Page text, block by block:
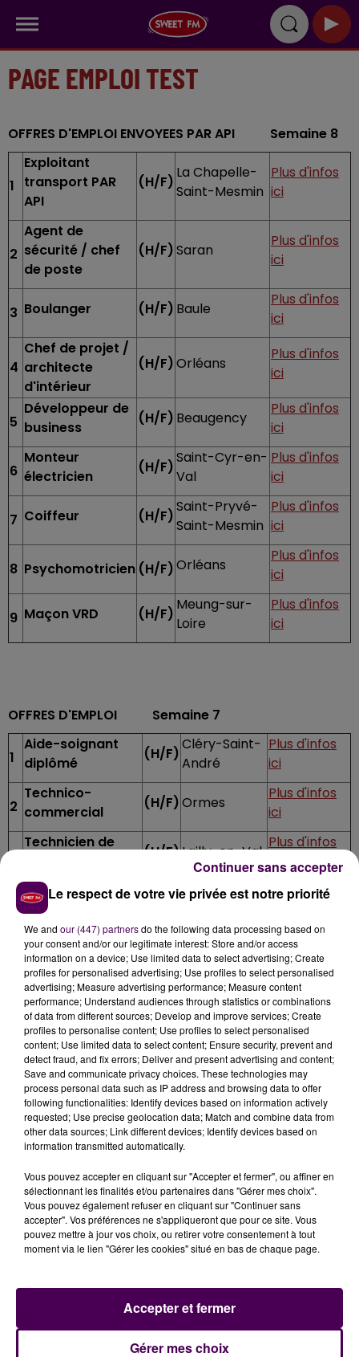
PAGE EMPLOI TEST
OFFRES D'EMPLOI ENVOYEES PAR API Semaine 8
1
Exploitant
transport PAR
API
(H/F)
La Chapelle-
Saint-Mesmin
Plus d'infos
ici
2
Agent de
sécurité / chef
de poste
(H/F)Saran
Plus d'infos
ici
3 Boulanger (H/F) Baule
Plus d'infos
ici
4
Chef de projet /
architecte
d'intérieur
(H/F)Orléans
Plus d'infos
ici
5
Développeur de
business
(H/F) Beaugency
Plus d'infos
ici
6
Monteur
électricien
(H/F)
Saint-Cyr-en-
Val
Plus d'infos
ici
7 Coiffeur (H/F)
Saint-Pryvé-
Saint-Mesmin
Plus d'infos
ici
8 Psychomotricien (H/F)Orléans
Plus d'infos
ici
9 Maçon VRD (H/F)
Meung-sur-
Loire
Plus d'infos
ici
OFFRES D'EMPLOI Semaine 7
1
Aide-soignant
diplômé
(H/F)
Cléry-Saint-
André
Plus d'infos
ici
2
Technico-
commercial
(H/F)Ormes
Plus d'infos
ici
3
Technicien de
(H/F)Lailly-en-Val
Plus d'infos
ici
4
Caissier bureau
de tabac
(H/F)Saran
Plus d'infos
Palefrenier (H/F)
Saint-Pryvé-
Saint-
Mesmin
Plus d'infos
ici
Consultant en
recrutement
(H/F)Orléans
Plus d'infos
ici
Moniteur
éducateur
(H/F)
Meung-sur-
Loire
Plus d'infos
ici
Préparateur de
commandes
(H/F) Saran
Plus d'infos
ici
Meung-sur-
Loire
ici
À LA UNE
Le respect de votre vie privée est notre priorité
We and our (447) partnersdo the following data processing based on
your consent and/or our legitimate interest: Store and/or access
information on a device; Use limited data to select advertising; Create
profiles for personalised advertising; Use profiles to select personalised
advertising; Measure advertising performance; Measure content
performance; Understand audiences through statistics or combinations
of data from different sources; Develop and improve services; Create
profiles to personalise content; Use profiles to select personalised
content; Use limited data to select content; Ensure security, prevent and
detect fraud, and fix errors; Deliver and present advertising and content;
Save and communicate privacy choices. These technologies may
process personal data such as IP address and browsing data to offer
following functionalities: Identify devices based on information actively
requested; Use precise geolocation data; Match and combine data from
other data sources; Link different devices; Identify devices based on
information transmitted automatically.
Vous pouvez accepter en cliquant sur "Accepter et fermer", ou affiner en
sélectionnant les finalités et/ou partenaires dans "Gérer mes choix".
Vous pouvez également refuser en cliquant sur "Continuer sans
accepter". Vos préférences ne s'appliqueront que pour ce site. Vous
pouvez mettre à jour vos choix, ou retirer votre consentement à tout
moment via le lien "Gérer les cookies" situé en bas de chaque page.
Gérer mes choix
Accepter et fermer
Continuer sans accepter